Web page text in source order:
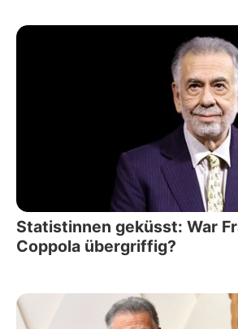
Statistinnen geküsst: War
Coppola übergriffig?